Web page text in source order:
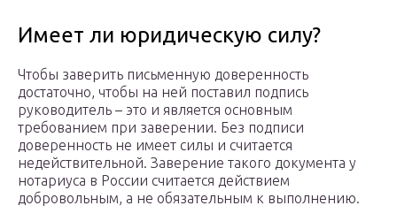
Имеет ли юридическую силу?
Чтобы заверить письменную доверенность
достаточно, чтобы на ней поставил подпись
руководитель – это и является основным
требованием при заверении. Без подписи
доверенность не имеет силы и считается
недействительной. Заверение такого документа у
нотариуса в России считается действием
добровольным, а не обязательным к выполнению.